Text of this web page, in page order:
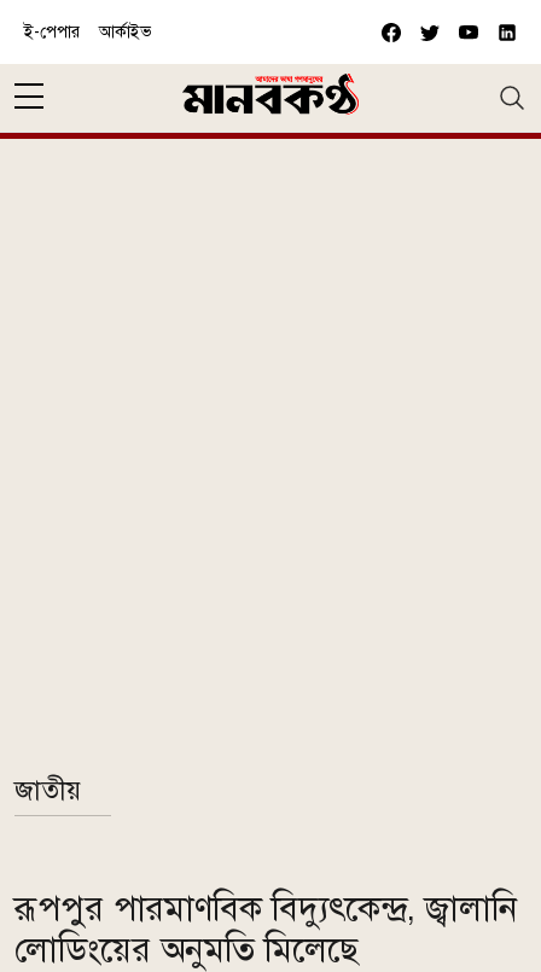
ই-পেপার আর্কাইভ
জাতীয়
রূপপুর পারমাণবিক বিদ্যুৎকেন্দ্র, জ্বালানি
লোডিংয়ের অনুমতি মিলেছে